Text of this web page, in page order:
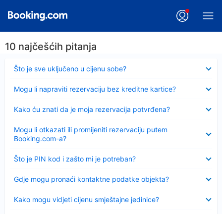
10 najčešćih pitanja
Što je sve uključeno u cijenu sobe?
Sažeto
Mogu li napraviti rezervaciju bez kreditne kartice?
Kako ću znati da je moja rezervacija potvrđena?
Mogu li otkazati ili promijeniti rezervaciju putem
Booking.com-a?
Što je PIN kod i zašto mi je potreban?
Sažeto
Gdje mogu pronaći kontaktne podatke objekta?
Kako mogu vidjeti cijenu smještajne jedinice?